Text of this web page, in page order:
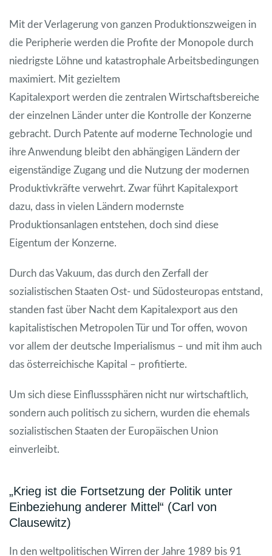
Mit der Verlagerung von ganzen Produktionszweigen in
die Peripherie werden die Profite der Monopole durch
niedrigste Löhne und katastrophale Arbeitsbedingungen
maximiert. Mit gezieltem
Kapitalexport werden die zentralen Wirtschaftsbereiche
der einzelnen Länder unter die Kontrolle der Konzerne
gebracht. Durch Patente auf moderne Technologie und
ihre Anwendung bleibt den abhängigen Ländern der
eigenständige Zugang und die Nutzung der modernen
Produktivkräfte verwehrt. Zwar führt Kapitalexport
dazu, dass in vielen Ländern modernste
Produktionsanlagen entstehen, doch sind diese
Eigentum der Konzerne.
Durch das Vakuum, das durch den Zerfall der
sozialistischen Staaten Ost- und Südosteuropas entstand,
standen fast über Nacht dem Kapitalexport aus den
kapitalistischen Metropolen Tür und Tor offen, wovon
vor allem der deutsche Imperialismus – und mit ihm auch
das österreichische Kapital – profitierte.
Um sich diese Einflusssphären nicht nur wirtschaftlich,
sondern auch politisch zu sichern, wurden die ehemals
sozialistischen Staaten der Europäischen Union
einverleibt.
„Krieg ist die Fortsetzung der Politik unter
Einbeziehung anderer Mittel“ (Carl von
Clausewitz)
In den weltpolitischen Wirren der Jahre 1989 bis 91